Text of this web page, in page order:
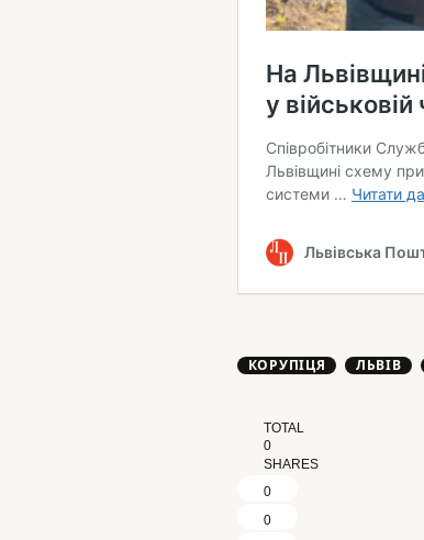
КОРУПІЦЯ ЛЬВІВ
TOTAL
0
SHARES
0
0